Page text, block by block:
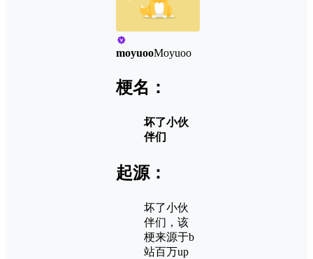
moyuooMoyuoo
梗名：
坏了小伙
伴们
起源：
坏了小伙
伴们，该
梗来源于b
站百万up